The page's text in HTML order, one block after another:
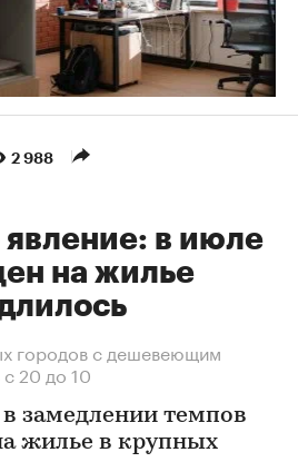
2 988
в июле
на жилье
городов с дешевеющим
20 до 10
замедлении темпов
жилье в крупных